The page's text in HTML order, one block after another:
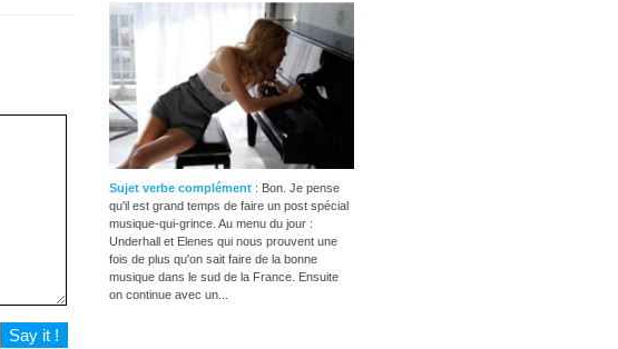
Sujet verbe complément : Bon. Je pense
qu'il est grand temps de faire un post spécial
musique-qui-grince. Au menu du jour :
Underhall et Elenes qui nous prouvent une
fois de plus qu'on sait faire de la bonne
musique dans le sud de la France. Ensuite
on continue avec un...